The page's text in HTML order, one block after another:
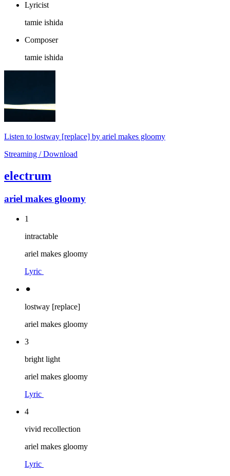
Lyricist
tamie ishida
Composer
tamie ishida
Listen to lostway [replace] by ariel makes gloomy
Streaming / Download
electrum
ariel makes gloomy
1
intractable
ariel makes gloomy
Lyric
⚫︎
lostway [replace]
ariel makes gloomy
3
bright light
ariel makes gloomy
Lyric
4
vivid recollection
ariel makes gloomy
Lyric